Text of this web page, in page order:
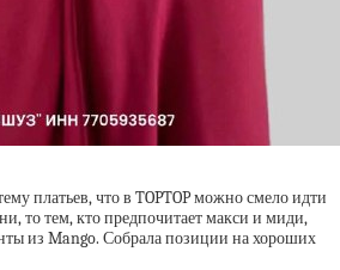
платьев, что в TOPTOP можно смело идти
то тем, кто предпочитает макси и миди,
из Mango. Собрала позиции на хороших